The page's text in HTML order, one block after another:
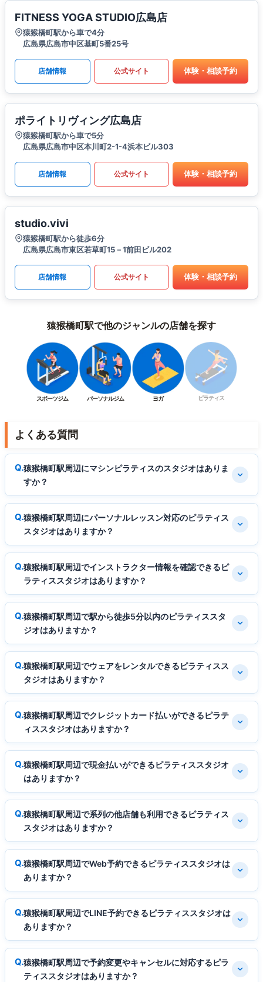
FITNESS YOGA STUDIO広島店
猿猴橋町駅から車で4分
広島県広島市中区基町5番25号
店舗情報 公式サイト 体験・相談予約
ポライトリヴィング広島店
猿猴橋町駅から車で5分
広島県広島市中区本川町2-1-4浜本ビル303
店舗情報 公式サイト 体験・相談予約
studio.vivi
猿猴橋町駅から徒歩6分
広島県広島市東区若草町15－1前田ビル202
店舗情報 公式サイト 体験・相談予約
猿猴橋町駅で他のジャンルの店舗を探す
スポーツジム パーソナルジム ヨガ ピラティス
よくある質問
猿猴橋町駅周辺にマシンピラティスのスタジオはありま
すか？
猿猴橋町駅周辺にパーソナルレッスン対応のピラティス
スタジオはありますか？
猿猴橋町駅周辺でインストラクター情報を確認できるピ
ラティススタジオはありますか？
猿猴橋町駅周辺で駅から徒歩5分以内のピラティススタ
ジオはありますか？
猿猴橋町駅周辺でウェアをレンタルできるピラティスス
タジオはありますか？
猿猴橋町駅周辺でクレジットカード払いができるピラテ
ィススタジオはありますか？
猿猴橋町駅周辺で現金払いができるピラティススタジオ
はありますか？
猿猴橋町駅周辺で系列の他店舗も利用できるピラティス
スタジオはありますか？
猿猴橋町駅周辺でWeb予約できるピラティススタジオは
ありますか？
猿猴橋町駅周辺でLINE予約できるピラティススタジオは
ありますか？
猿猴橋町駅周辺で予約変更やキャンセルに対応するピラ
ティススタジオはありますか？